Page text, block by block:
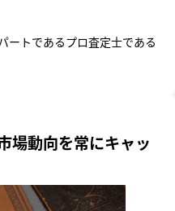
ートであるプロ査定士である
場動向を常にキャッ